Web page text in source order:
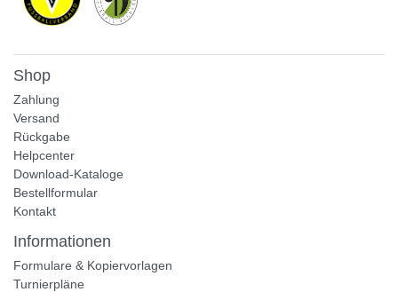
Shop
Zahlung
Versand
Rückgabe
Helpcenter
Download-Kataloge
Bestellformular
Kontakt
Informationen
Formulare & Kopiervorlagen
Turnierpläne